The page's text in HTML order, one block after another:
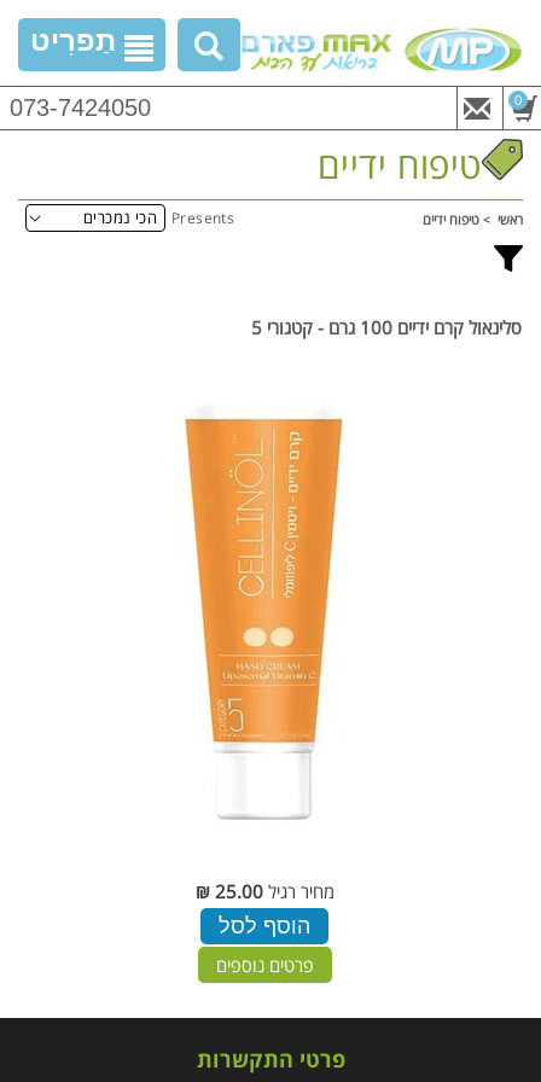
לתוכן
תַפרִיט
0
073-7424050
טיפוח ידיים
Presents ראשי טיפוח ידיים
סלינאול קרם ידיים 100 גרם - קטגורי 5
מחיר רגיל 25.00 ₪
הוסף לסל
פרטים נוספים
פרטי התקשרות